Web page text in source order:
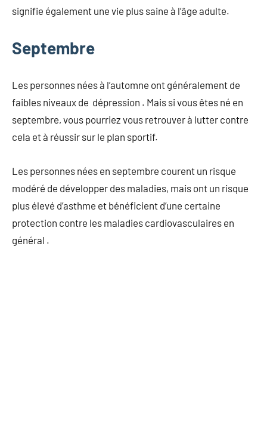
signifie également une vie plus saine à l’âge adulte.
Septembre
Les personnes nées à l’automne ont généralement de
faibles niveaux de dépression . Mais si vous êtes né en
septembre, vous pourriez vous retrouver à lutter contre
cela et à réussir sur le plan sportif.
Les personnes nées en septembre courent un risque
modéré de développer des maladies, mais ont un risque
plus élevé d’asthme et bénéficient d’une certaine
protection contre les maladies cardiovasculaires en
général .